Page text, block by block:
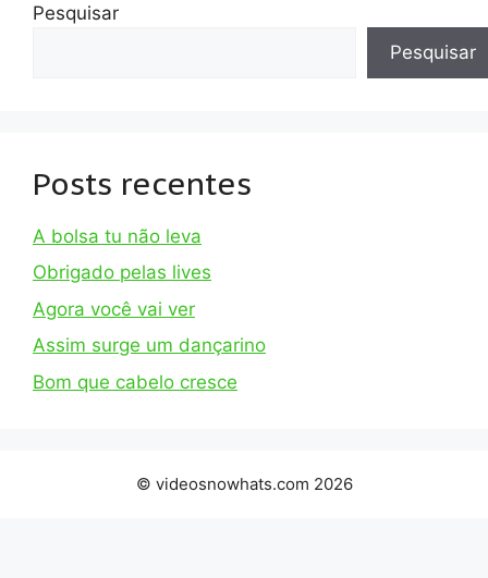
Pesquisar
Pesquisar
Posts recentes
A bolsa tu não leva
Obrigado pelas lives
Agora você vai ver
Assim surge um dançarino
Bom que cabelo cresce
© videosnowhats.com 2026